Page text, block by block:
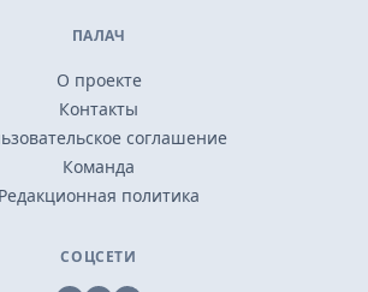
ПАЛАЧ
О проекте
Контакты
соглашение
Команда
Редакционная политика
СОЦСЕТИ